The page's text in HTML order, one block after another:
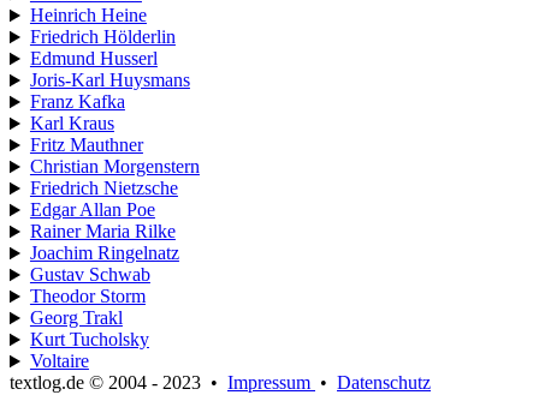
Heinrich Heine
Friedrich Hölderlin
Edmund Husserl
Joris-Karl Huysmans
Franz Kafka
Karl Kraus
Fritz Mauthner
Christian Morgenstern
Friedrich Nietzsche
Edgar Allan Poe
Rainer Maria Rilke
Joachim Ringelnatz
Gustav Schwab
Theodor Storm
Georg Trakl
Kurt Tucholsky
Voltaire
textlog.de © 2004 - 2023 • Impressum • Datenschutz